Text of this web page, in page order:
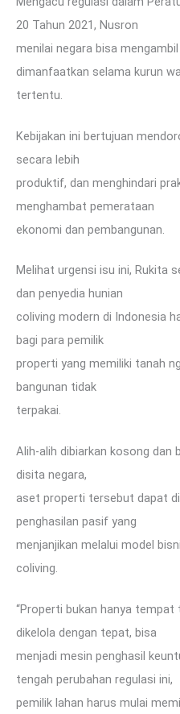
20 Tahun 2021, Nusron
menilai negara bisa
dimanfaatkan selama kurun
tertentu.
Kebijakan ini bertujuan
secara lebih
produktif, dan menghindari
menghambat pemerataan
ekonomi dan pembangunan.
Melihat urgensi isu ini, Rukita
dan penyedia hunian
coliving modern di Indonesia
bagi para pemilik
properti yang memiliki tanah
bangunan tidak
terpakai.
Alih-alih dibiarkan kosong dan
disita negara,
aset properti tersebut dapat
penghasilan pasif yang
menjanjikan melalui model
coliving.
“Properti bukan hanya
dikelola dengan tepat, bisa
menjadi mesin penghasil
tengah perubahan regulasi ini,
pemilik lahan harus mulai